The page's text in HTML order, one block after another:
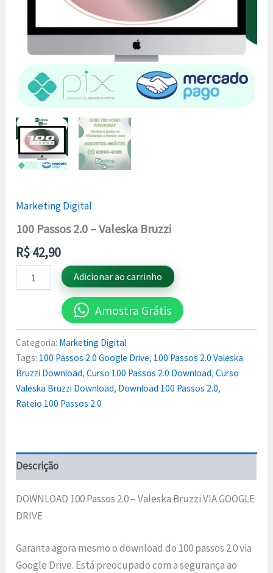
Marketing Digital
100 Passos 2.0 – Valeska Bruzzi
R$42,90
Adicionar ao carrinho
Amostra Grátis
Categoria: Marketing Digital
Tags: 100 Passos 2.0 Google Drive, 100 Passos 2.0 Valeska
Bruzzi Download,Curso 100 Passos 2.0 Download,Curso
Valeska Bruzzi Download, Download 100 Passos 2.0,
Rateio 100 Passos 2.0
Descrição
DOWNLOAD 100 Passos 2.0 – Valeska Bruzzi VIA GOOGLE
DRIVE
Garanta agora mesmo o download do 100 passos 2.0 via
Google Drive. Está preocupado com a segurança ao